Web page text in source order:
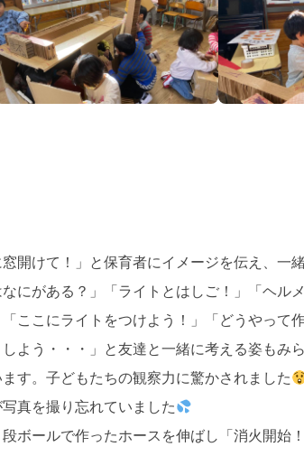
開けて！」と保育者にイメージを伝え、一
にがある？」「ライトとはしご！」「ヘル
ここにライトをつけよう！」「どうやって
よう・・・」と友達と一緒に考える姿もみ
す。子どもたちの観察力に驚かされました
真を撮り忘れていました
ボールで作ったホースを伸ばし「消火開始